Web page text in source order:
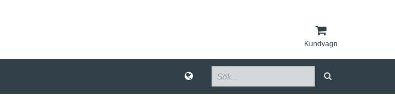
Kundvagn